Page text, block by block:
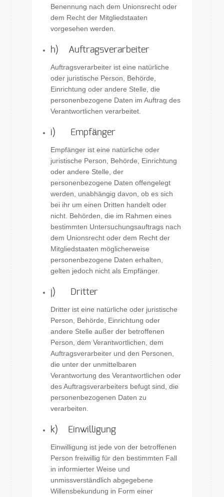
Benennung nach dem Unionsrecht oder
dem Recht der Mitgliedstaaten
vorgesehen werden.
h) Auftragsverarbeiter
Auftragsverarbeiter ist eine natürliche
oder juristische Person, Behörde,
Einrichtung oder andere Stelle, die
personenbezogene Daten im Auftrag des
Verantwortlichen verarbeitet.
i) Empfänger
Empfänger ist eine natürliche oder
juristische Person, Behörde, Einrichtung
oder andere Stelle, der
personenbezogene Daten offengelegt
werden, unabhängig davon, ob es sich
bei ihr um einen Dritten handelt oder
nicht. Behörden, die im Rahmen eines
bestimmten Untersuchungsauftrags nach
dem Unionsrecht oder dem Recht der
Mitgliedstaaten möglicherweise
personenbezogene Daten erhalten,
gelten jedoch nicht als Empfänger.
j) Dritter
Dritter ist eine natürliche oder juristische
Person, Behörde, Einrichtung oder
andere Stelle außer der betroffenen
Person, dem Verantwortlichen, dem
Auftragsverarbeiter und den Personen,
die unter der unmittelbaren
Verantwortung des Verantwortlichen oder
des Auftragsverarbeiters befugt sind, die
personenbezogenen Daten zu
verarbeiten.
k) Einwilligung
Einwilligung ist jede von der betroffenen
Person freiwillig für den bestimmten Fall
in informierter Weise und
unmissverständlich abgegebene
Willensbekundung in Form einer